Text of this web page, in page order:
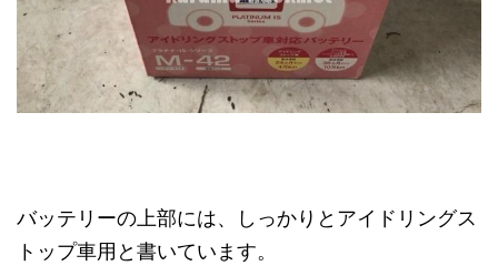
バッテリーの上部には、しっかりとアイドリングス
トップ車用と書いています。